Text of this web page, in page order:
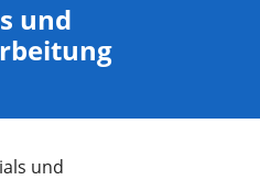
und
und